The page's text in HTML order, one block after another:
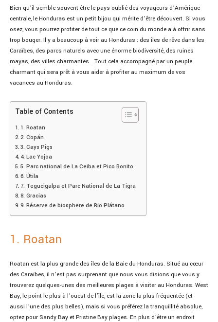
Bien qu’il semble souvent être le pays oublié des voyageurs d’Amérique
centrale, le Honduras est un petit bijou qui mérite d’être découvert. Si vous
osez, vous pourrez profiter de tout ce que ce coin du monde a à offrir sans
trop bouger. Il y a beaucoup à voir au Honduras : des îles de rêve dans les
Caraïbes, des parcs naturels avec une énorme biodiversité, des ruines
mayas, des villes charmantes… Tout cela accompagné par un peuple
charmant qui sera prêt à vous aider à profiter au maximum de vos
vacances au Honduras.
Table of Contents
1. Roatan
2. Copán
3. Cays Pigs
4. Lac Yojoa
5. Parc national de La Ceiba et Pico Bonito
6. Útila
7. Tegucigalpa et Parc National de La Tigra
8. Gracias
9. Réserve de biosphère de Río Plátano
1. Roatan
Roatan est la plus grande des îles de la Baie du Honduras. Situé au cœur
des Caraïbes, il n’est pas surprenant que nous vous disions que vous y
trouverez quelques-unes des meilleures plages à visiter au Honduras. West
Bay, le point le plus à l’ouest de l’île, est la zone la plus fréquentée (et
aussi l’une des plus belles), mais si vous préférez la tranquillité absolue,
optez pour Sandy Bay et Pristine Bay plages. En plus d’être un endroit